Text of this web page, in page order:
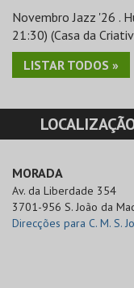
Novembro Jazz '26 .
21:30) (Casa da
LISTAR TODOS »
MORADA
Av. da Liberdade 354
3701-956 S. João da
Direcções para C. M. S.